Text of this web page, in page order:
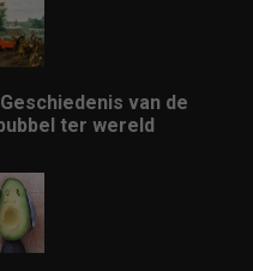
van de
ter wereld